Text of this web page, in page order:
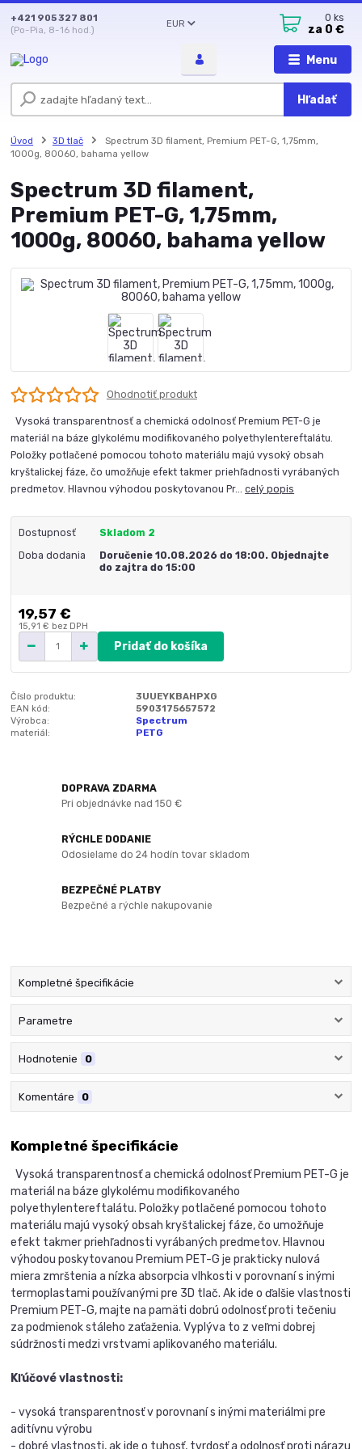
Menu
EUR
Hľadať
+421 905 327 801
(Po-Pia, 8-16 hod.)
0 ks
za 0 €
Úvod 3D tlač
Spectrum 3D filament, Premium PET-G, 1,75mm,
1000g, 80060, bahama yellow
Spectrum 3D filament,
Premium PET-G, 1,75mm,
1000g, 80060, bahama yellow
Ohodnotiť produkt
Vysoká transparentnosť a chemická odolnosť Premium PET-G je
materiál na báze glykolému modifikovaného polyethylentereftalátu.
Položky potlačené pomocou tohoto materiálu majú vysoký obsah
kryštalickej fáze, čo umožňuje efekt takmer priehľadnosti vyrábaných
predmetov. Hlavnou výhodou poskytovanou Pr...celý popis
Dostupnosť Skladom 2
Doba dodania
Doručenie 10.08.2026 do 18:00. Objednajte
do zajtra do 15:00
19,57 €
15,91 € bez DPH
Pridať do košíka
Číslo produktu:
3UUEYKBAHPXG
EAN kód:
5903175657572
Výrobca:
Spectrum
materiál:
PETG
DOPRAVA ZDARMA
Pri objednávke nad 150 €
RÝCHLE DODANIE
Odosielame do 24 hodín tovar skladom
BEZPEČNÉ PLATBY
Bezpečné a rýchle nakupovanie
Kompletné špecifikácie
Parametre
Hodnotenie 0
Komentáre 0
Kompletné špecifikácie
Vysoká transparentnosť a chemická odolnosť Premium PET-G je
materiál na báze glykolému modifikovaného
polyethylentereftalátu. Položky potlačené pomocou tohoto
materiálu majú vysoký obsah kryštalickej fáze, čo umožňuje
efekt takmer priehľadnosti vyrábaných predmetov. Hlavnou
výhodou poskytovanou Premium PET-G je prakticky nulová
miera zmrštenia a nízka absorpcia vlhkosti v porovnaní s inými
termoplastami používanými pre 3D tlač. Ak ide o ďalšie vlastnosti
Premium PET-G, majte na pamäti dobrú odolnosť proti tečeniu
za podmienok stáleho zaťaženia. Vyplýva to z veľmi dobrej
súdržnosti medzi vrstvami aplikovaného materiálu.
Kľúčové vlastnosti:
- vysoká transparentnosť v porovnaní s inými materiálmi pre
aditívnu výrobu
- dobré vlastnosti, ak ide o tuhosť, tvrdosť a odolnosť proti nárazu